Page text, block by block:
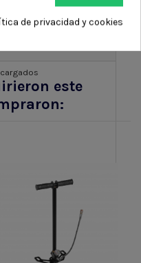
este
de privacidad y cookies